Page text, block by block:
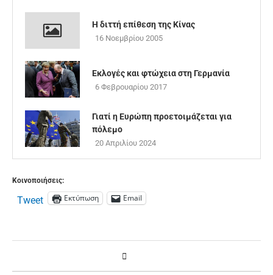
Η διττή επίθεση της Κίνας
16 Νοεμβρίου 2005
Εκλογές και φτώχεια στη Γερμανία
6 Φεβρουαρίου 2017
Γιατί η Ευρώπη προετοιμάζεται για
πόλεμο
20 Απριλίου 2024
Κοινοποιήσεις:
Tweet Εκτύπωση Email